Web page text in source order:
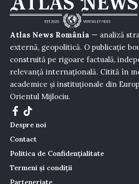
Atlas News România — analiză
externă, geopolitică. O publicație
construită pe rigoare factuală,
relevanță internațională. Citită în
academice și instituționale din
Orientul Mijlociu.
Despre noi
Contact
Politica de Confidențialitate
Termeni și condiții
Parteneriate